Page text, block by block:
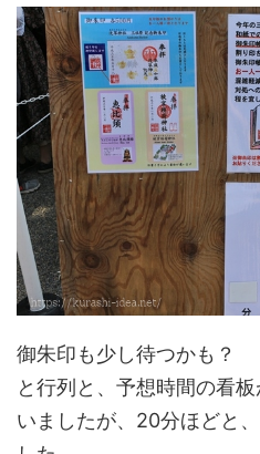
御朱印も少し待つかも？
と行列と、予想時間の看
いましたが、20分ほどと